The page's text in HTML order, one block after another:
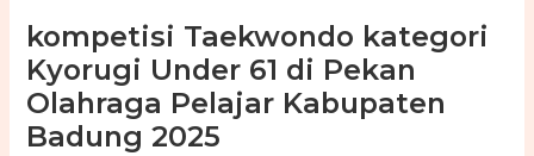
kompetisi Taekwondo kategori
Kyorugi Under 61 di Pekan
Olahraga Pelajar Kabupaten
Badung 2025